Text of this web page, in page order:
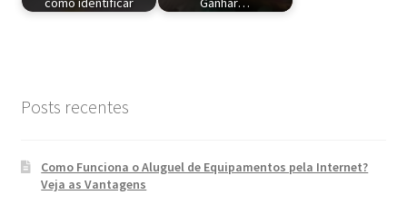
Posts recentes
Como Funciona o Aluguel de Equipamentos pela Internet?
Veja as Vantagens